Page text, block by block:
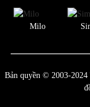
Milo
Bản quyền © 2003-